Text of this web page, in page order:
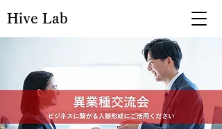
Hive Lab